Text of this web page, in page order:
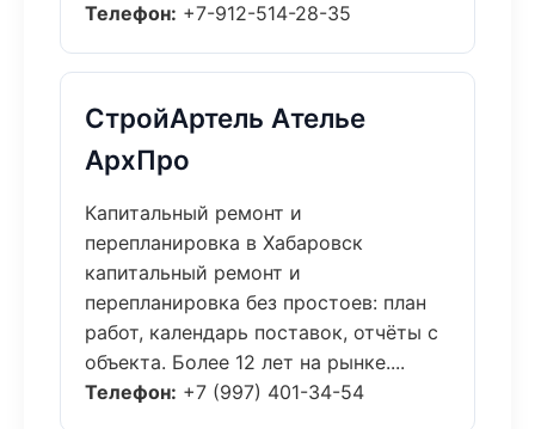
Телефон: +7-912-514-28-35
СтройАртель Ателье
АрхПро
Капитальный ремонт и
перепланировка в Хабаровск
капитальный ремонт и
перепланировка без простоев: план
работ, календарь поставок, отчёты с
объекта. Более 12 лет на рынке....
Телефон: +7 (997) 401-34-54